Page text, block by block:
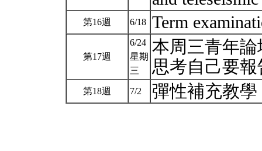
第16週 6/18 Term
第17週
6/24
星期
三
本周三青年
思考自己要
第18週 7/2 彈性補充教學